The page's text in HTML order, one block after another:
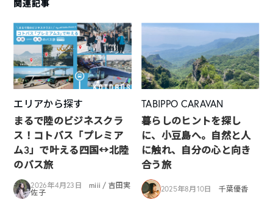
関連記事
エリアから探す
まるで陸のビジネスクラ
ス！コトバス「プレミア
ム3」で叶える四国↔︎北陸
のバス旅
2026年4月23日
miii / 吉田実
佐子
TABIPPO CARAVAN
暮らしのヒントを探し
に、小豆島へ。自然と人
に触れ、自分の心と向き
合う旅
2025年8月10日 千葉優香